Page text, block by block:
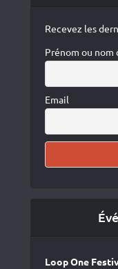
Recevez les
Prénom ou nom
Email
Loop One